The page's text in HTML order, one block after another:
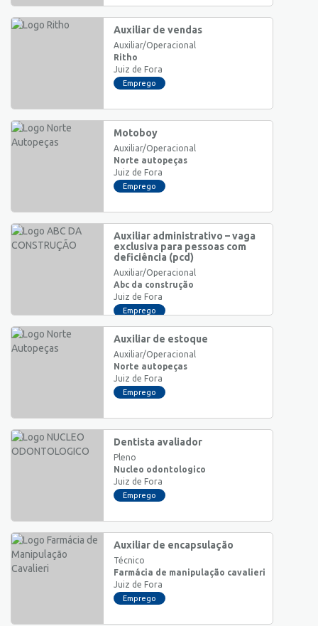
Auxiliar de vendas
Auxiliar/Operacional
Ritho
Juiz de Fora
Emprego
Motoboy
Auxiliar/Operacional
Norte autopeças
Juiz de Fora
Emprego
Auxiliar administrativo – vaga
exclusiva para pessoas com
deficiência (pcd)
Auxiliar/Operacional
Abc da construção
Juiz de Fora
Emprego
Auxiliar de estoque
Auxiliar/Operacional
Norte autopeças
Juiz de Fora
Emprego
Dentista avaliador
Pleno
Nucleo odontologico
Juiz de Fora
Emprego
Auxiliar de encapsulação
Técnico
Farmácia de manipulação cavalieri
Juiz de Fora
Emprego